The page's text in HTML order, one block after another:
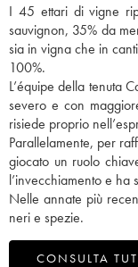
I 45 ettari di vigne
sauvignon, 35% da
sia in vigna che in
100%.
L’équipe della tenuta
severo e con
risiede proprio
Parallelamente, per
giocato un ruolo
l’invecchiamento e
Nelle annate più
neri e spezie.
CONSULTA